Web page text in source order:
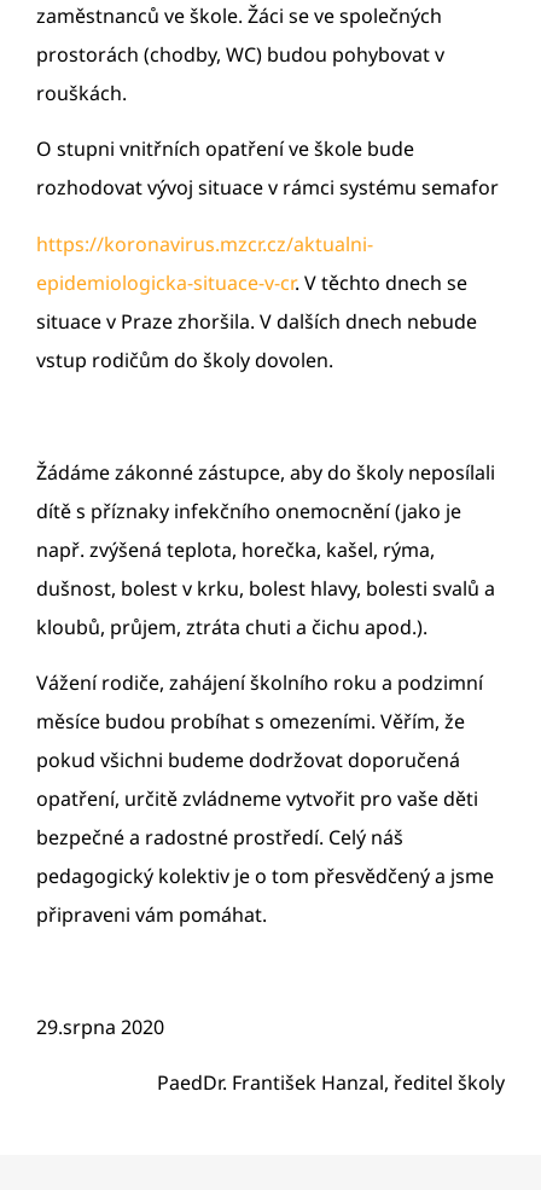
zaměstnanců ve škole. Žáci se ve společných
prostorách (chodby, WC) budou pohybovat v
rouškách.
O stupni vnitřních opatření ve škole bude
rozhodovat vývoj situace v rámci systému semafor
https://koronavirus.mzcr.cz/aktualni-
epidemiologicka-situace-v-cr. V těchto dnech se
situace v Praze zhoršila. V dalších dnech nebude
vstup rodičům do školy dovolen.
Žádáme zákonné zástupce, aby do školy neposílali
dítě s příznaky infekčního onemocnění (jako je
např. zvýšená teplota, horečka, kašel, rýma,
dušnost, bolest v krku, bolest hlavy, bolesti svalů a
kloubů, průjem, ztráta chuti a čichu apod.).
Vážení rodiče, zahájení školního roku a podzimní
měsíce budou probíhat s omezeními. Věřím, že
pokud všichni budeme dodržovat doporučená
opatření, určitě zvládneme vytvořit pro vaše děti
bezpečné a radostné prostředí. Celý náš
pedagogický kolektiv je o tom přesvědčený a jsme
připraveni vám pomáhat.
29.srpna 2020
PaedDr. František Hanzal, ředitel školy